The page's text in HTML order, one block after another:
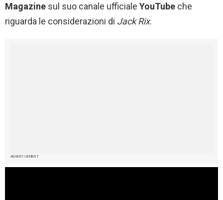
Magazine sul suo canale ufficiale YouTube che
riguarda le considerazioni di Jack Rix.
ADVERTISEMENT